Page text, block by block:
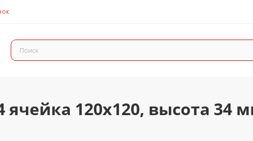
ячейка 120x120, высота